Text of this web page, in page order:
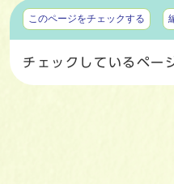
マイページ
このページをチェックする
チェックしているペー